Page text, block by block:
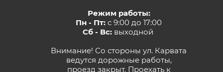
Режим работы:
Пн - Пт: с 9:00 до 17:00
Сб - Вс:выходной
Внимание! Со стороны ул. Карвата
ведутся дорожные работы,
проезд закрыт. Проехать к